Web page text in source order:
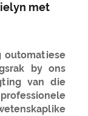
met
outomatiese
by ons
van die